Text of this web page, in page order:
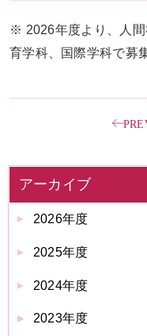
※ 2026年度より、人
育学科、国際学科で募
アーカイブ
2026年度
2025年度
2024年度
2023年度